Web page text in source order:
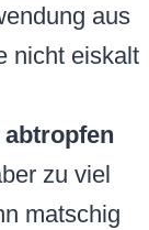
aus
nicht eiskalt
abtropfen
zu viel
matschig